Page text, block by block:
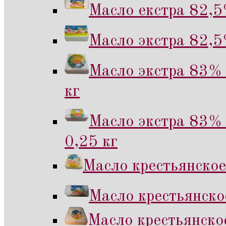
Масло екстра
Масло экстра
Масло экстра
кг
Масло экстра
0,25 кг
Масло
Масло
Масло